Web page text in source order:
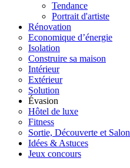
Tendance
Portrait d'artiste
Rénovation
Economique d’énergie
Isolation
Construire sa maison
Intérieur
Extérieur
Solution
Évasion
Hôtel de luxe
Fitness
Sortie, Découverte et Salon
Idées & Astuces
Jeux concours